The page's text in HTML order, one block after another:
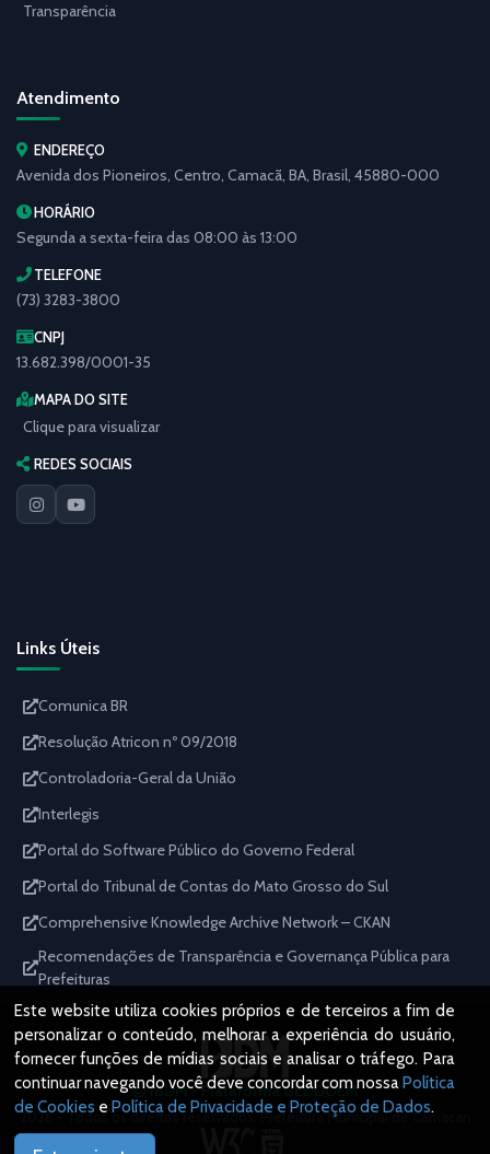
Transparência
Atendimento
ENDEREÇO
Avenida dos Pioneiros, Centro, Camacã, BA, Brasil, 45880-000
HORÁRIO
Segunda a sexta-feira das 08:00 às 13:00
TELEFONE
(73) 3283-3800
CNPJ
13.682.398/0001-35
MAPA DO SITE
Clique para visualizar
REDES SOCIAIS
Links Úteis
Comunica BR
Resolução Atricon nº 09/2018
Controladoria-Geral da União
Interlegis
Portal do Software Público do Governo Federal
Portal do Tribunal de Contas do Mato Grosso do Sul
Comprehensive Knowledge Archive Network – CKAN
Recomendações de Transparência e Governança Pública para
Prefeituras
IBDM - Plataforma GEDDOEM
2026 - Todos os direitos reservados. Prefeitura Municipal de Camacan
Este website utiliza cookies próprios e de terceiros a fim de
personalizar o conteúdo, melhorar a experiência do usuário,
fornecer funções de mídias sociais e analisar o tráfego. Para
continuar navegando você deve concordar com nossaPolítica
de Cookies e Política de Privacidade e Proteção de Dados.